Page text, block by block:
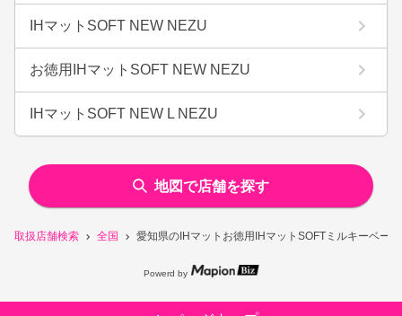
取扱店舗検索 全国 愛知県のIHマットお徳用IHマットSOFTミルキーベー
IHマットSOFT NEW NEZU
お徳用IHマットSOFT NEW NEZU
IHマットSOFT NEW L NEZU
地図で店舗を探す
Powerd by